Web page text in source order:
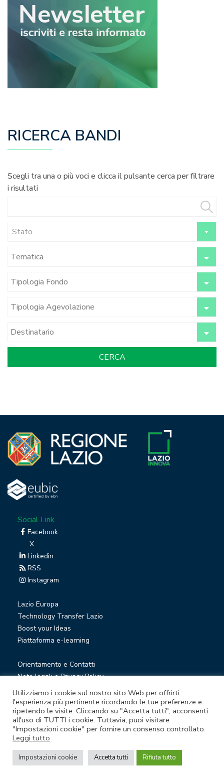
RICERCA BANDI
Scegli tra una o più voci e clicca il pulsante cerca per filtrare
i risultati
Stato
Social Link
Facebook
X
Linkedin
RSS
Instagram
Lazio Europa
Technology Transfer Lazio
Boost your Ideas
Piattaforma e-learning
Orientamento e Contatti
Note legali e Privacy Policy
Privacy Newsletter
Società trasparente
Whistleblowing
© Lazio Innova S.p.A. società soggetta a direzione e
coordinamento della Regione Lazio
Sede legale Via Marco Aurelio 26 A - 00184 Roma
Utilizziamo i cookie sul nostro sito Web per offrirti
l'esperienza più pertinente ricordando le tue preferenze e
ripetendo le visite. Cliccando su "Accetta tutti", acconsenti
all'uso di TUTTI i cookie. Tuttavia, puoi visitare
"Impostazioni cookie" per fornire un consenso controllato.
Leggi tutto
Impostazioni cookie Accetta tutti Rifiuta tutto